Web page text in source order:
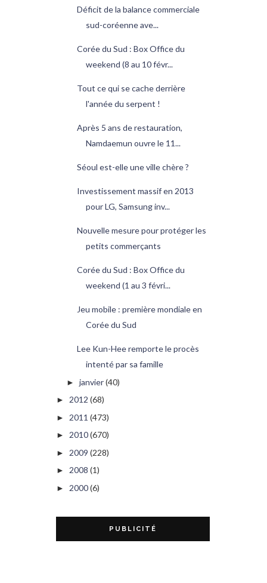
Déficit de la balance commerciale
sud-coréenne ave...
Corée du Sud : Box Office du
weekend (8 au 10 févr...
Tout ce qui se cache derrière
l'année du serpent !
Après 5 ans de restauration,
Namdaemun ouvre le 11...
Séoul est-elle une ville chère ?
Investissement massif en 2013
pour LG, Samsung inv...
Nouvelle mesure pour protéger les
petits commerçants
Corée du Sud : Box Office du
weekend (1 au 3 févri...
Jeu mobile : première mondiale en
Corée du Sud
Lee Kun-Hee remporte le procès
intenté par sa famille
► janvier(40)
► 2012 (68)
► 2011 (473)
► 2010(670)
► 2009 (228)
► 2008 (1)
► 2000(6)
PUBLICITÉ